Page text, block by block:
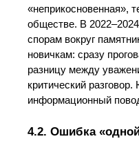
«неприкосновенная»,
обществе. В
спорам вокруг
новичкам: сразу
разницу между
критический
информационный
4.2. Ошибка